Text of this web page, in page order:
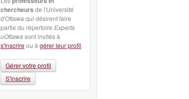
chercheurs de l'Université
d'Ottawa qui désirent faire
partie du répertoire Experts
uOttawa sont invités à
s'inscrireou à gérer leur profil.
Gérer votre profil
S'inscrire